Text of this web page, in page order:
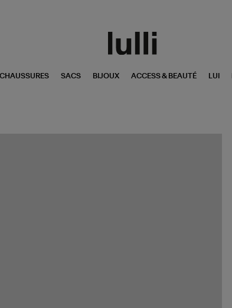
CHAUSSURES SACS BIJOUX ACCESS & BEAUTÉ LUI